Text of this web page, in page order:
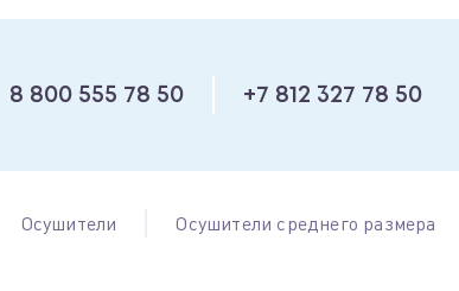
8 800 555 78 50 +7 812 327 78 50
Осушители Осушители среднего размера